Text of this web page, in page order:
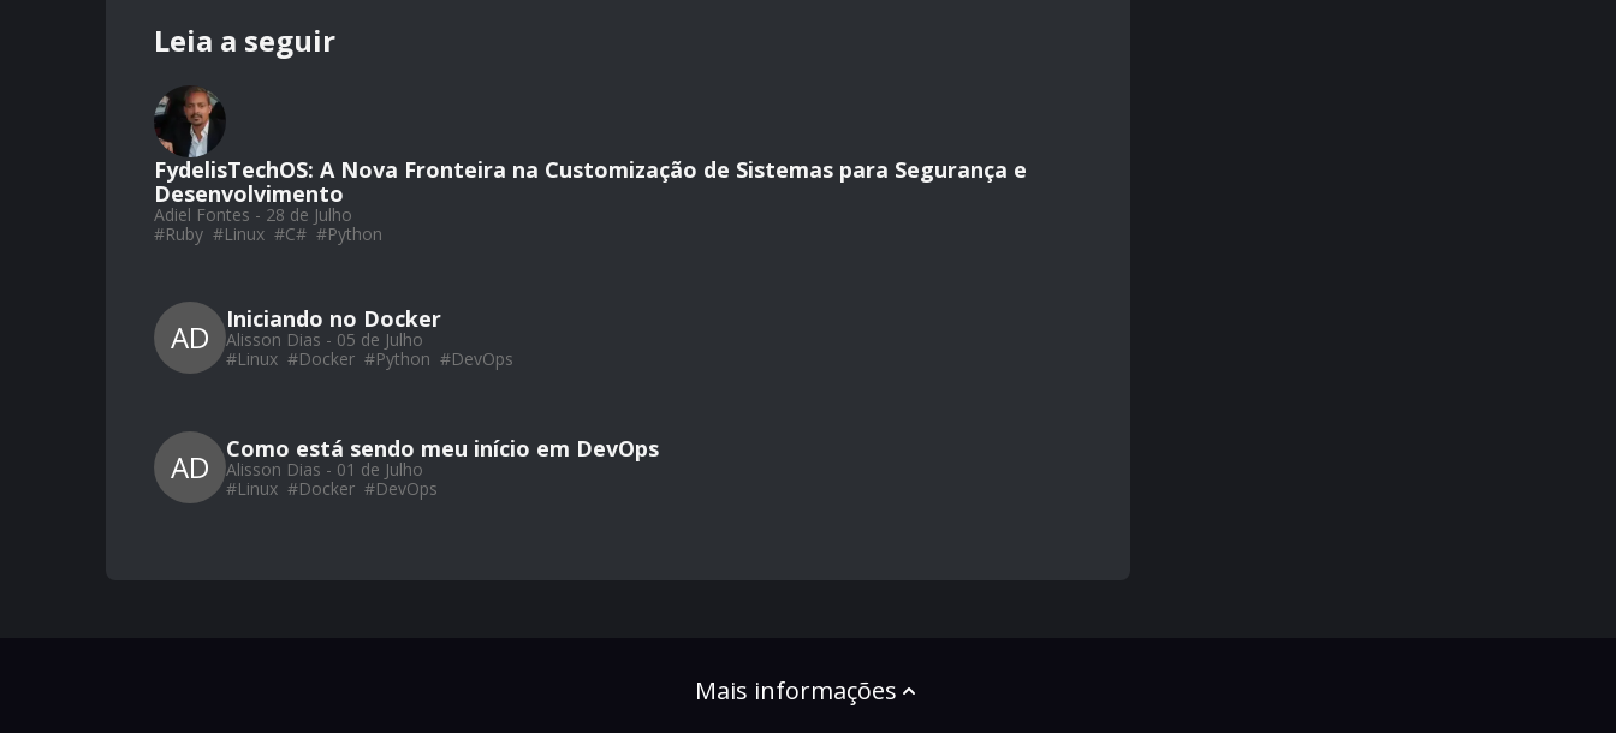
Leia a seguir
FydelisTechOS: A Nova Fronteira na Customização de Sistemas para Segurança e
Desenvolvimento
Adiel Fontes - 28 de Julho
#Ruby #Linux #C# #Python
AD Iniciando no Docker
Alisson Dias - 05 de Julho
#Linux #Docker #Python #DevOps
AD Como está sendo meu início em DevOps
Alisson Dias - 01 de Julho
#Linux #Docker #DevOps
Mais informações